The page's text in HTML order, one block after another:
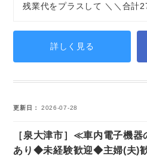
残業代をプラスして ＼＼合計
詳しく見る
更新日 2026-07-28
［泉大津市］≪車内電子機
あり◆未経験歓迎◆主婦(夫)